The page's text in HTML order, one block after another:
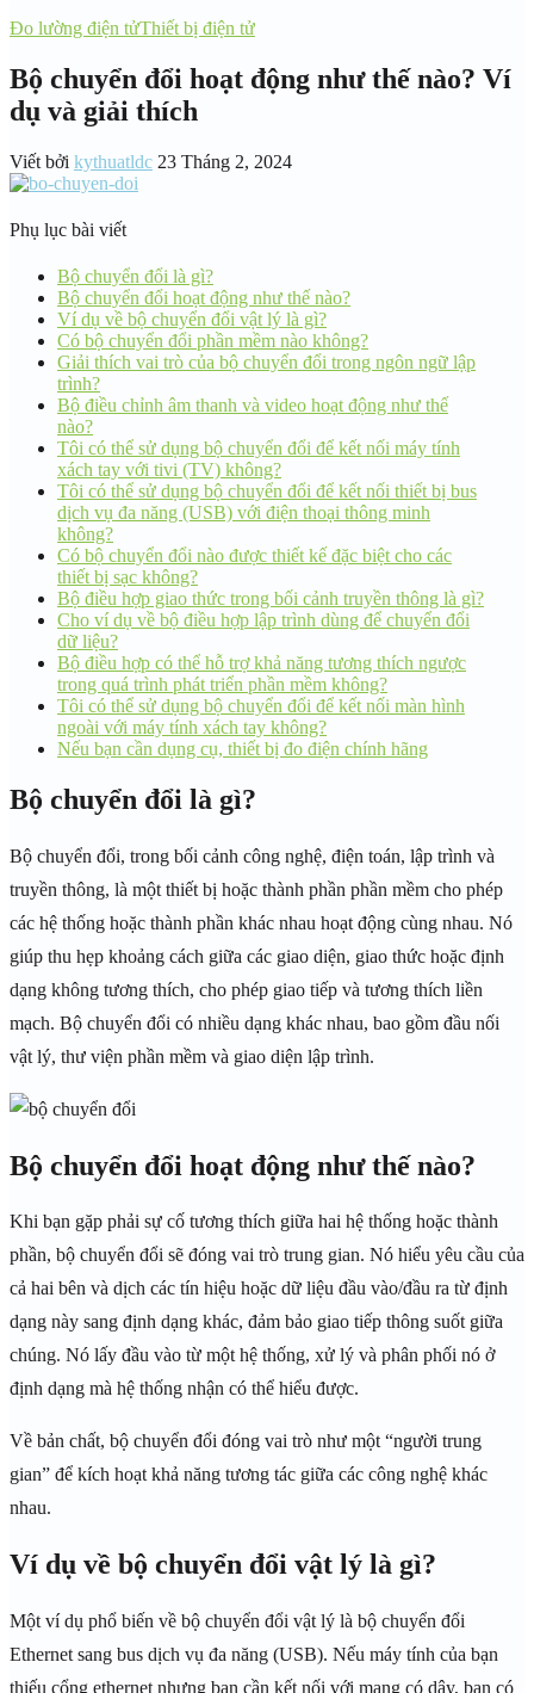
Đo lường điện tửThiết bị điện tử
Bộ chuyển đổi hoạt động như thế nào? Ví
dụ và giải thích
Viết bởi kythuatldc 23 Tháng 2, 2024
Phụ lục bài viết
Bộ chuyển đổi là gì?
Bộ chuyển đổi hoạt động như thế nào?
Ví dụ về bộ chuyển đổi vật lý là gì?
Có bộ chuyển đổi phần mềm nào không?
Giải thích vai trò của bộ chuyển đổi trong ngôn ngữ lập
trình?
Bộ điều chỉnh âm thanh và video hoạt động như thế
nào?
Tôi có thể sử dụng bộ chuyển đổi để kết nối máy tính
xách tay với tivi (TV) không?
Tôi có thể sử dụng bộ chuyển đổi để kết nối thiết bị bus
dịch vụ đa năng (USB) với điện thoại thông minh
không?
Có bộ chuyển đổi nào được thiết kế đặc biệt cho các
thiết bị sạc không?
Bộ điều hợp giao thức trong bối cảnh truyền thông là gì?
Cho ví dụ về bộ điều hợp lập trình dùng để chuyển đổi
dữ liệu?
Bộ điều hợp có thể hỗ trợ khả năng tương thích ngược
trong quá trình phát triển phần mềm không?
Tôi có thể sử dụng bộ chuyển đổi để kết nối màn hình
ngoài với máy tính xách tay không?
Nếu bạn cần dụng cụ, thiết bị đo điện chính hãng
Bộ chuyển đổi là gì?
Bộ chuyển đổi, trong bối cảnh công nghệ, điện toán, lập trình và
truyền thông, là một thiết bị hoặc thành phần phần mềm cho phép
các hệ thống hoặc thành phần khác nhau hoạt động cùng nhau. Nó
giúp thu hẹp khoảng cách giữa các giao diện, giao thức hoặc định
dạng không tương thích, cho phép giao tiếp và tương thích liền
mạch. Bộ chuyển đổi có nhiều dạng khác nhau, bao gồm đầu nối
vật lý, thư viện phần mềm và giao diện lập trình.
Bộ chuyển đổi hoạt động như thế nào?
Khi bạn gặp phải sự cố tương thích giữa hai hệ thống hoặc thành
phần, bộ chuyển đổi sẽ đóng vai trò trung gian. Nó hiểu yêu cầu của
cả hai bên và dịch các tín hiệu hoặc dữ liệu đầu vào/đầu ra từ định
dạng này sang định dạng khác, đảm bảo giao tiếp thông suốt giữa
chúng. Nó lấy đầu vào từ một hệ thống, xử lý và phân phối nó ở
định dạng mà hệ thống nhận có thể hiểu được.
Về bản chất, bộ chuyển đổi đóng vai trò như một “người trung
gian” để kích hoạt khả năng tương tác giữa các công nghệ khác
nhau.
Ví dụ về bộ chuyển đổi vật lý là gì?
Một ví dụ phổ biến về bộ chuyển đổi vật lý là bộ chuyển đổi
Ethernet sang bus dịch vụ đa năng (USB). Nếu máy tính của bạn
thiếu cổng ethernet nhưng bạn cần kết nối với mạng có dây, bạn có